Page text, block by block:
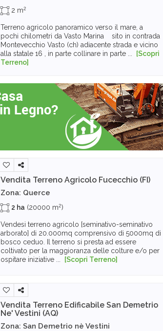
2 m2
Terreno agricolo panoramico verso il mare, a
pochi chilometri da Vasto Marina sito in contrada
Montevecchio Vasto (ch) adiacente strada e vicino
alla statale 16 , in parte collinare in parte ...
[Scopri
Terreno]
Vendita Terreno Agricolo Fucecchio (FI)
Zona: Querce
2 ha (20000 m2)
Vendesi terreno agricolo [seminativo-seminativo
arborato] di 20.000mq comprensivo di 5000mq di
bosco ceduo. Il terreno si presta ad essere
coltivato per la maggioranza delle colture e/o per
ospitare iniziative ...
[Scopri Terreno]
Vendita Terreno Edificabile San Demetrio
Ne' Vestini (AQ)
Zona: San Demetrio nè Vestini